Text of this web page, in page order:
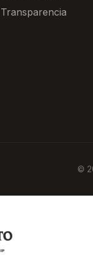
Transparencia
©